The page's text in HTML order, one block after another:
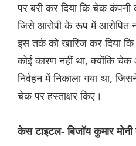
पर बरी कर दिया कि चेक कंपनी
जिसे आरोपी के रूप में आरोपित
इस तर्क को खारिज कर दिया
कोई कारण नहीं था, क्योंकि
निर्वहन में निकाला गया था,
चेक पर हस्ताक्षर किए।
केस टाइटल- बिजॉय कुमार